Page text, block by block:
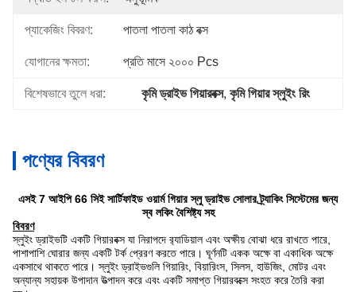
প্যাকেজিং বিবরণ: পাতলা পাতলা কাঠ বক্স
যোগানের ক্ষমতা: প্রতি মাসে ২০০০ Pcs
বিশেষভাবে তুলে ধরা: কৃমি ড্রাইভ গিয়ারবক্স, কৃমি গিয়ার স্লুইং রিং
পণ্যের বিবরণ
এসই 7 আইপি 66 সিই সার্টিফাইড ওয়ার্ম গিয়ার স্লু ড্রাইভ সোলার ট্র্যাকিং সিস্টেমের জন্য
স্ব লকিং বৈশিষ্ট্য সহ
বিবরণ
স্লুইং ড্রাইভটি একটি গিয়ারবক্স যা নিরাপদে র‌্যাডিয়াল এবং অক্ষীয় বোঝা ধরে রাখতে পারে,
পাশাপাশি ঘোরার জন্য একটি টর্ক প্রেরণ করতে পারে। ঘূর্ণনটি একক অক্ষে বা একাধিক অক্ষে
একসাথে থাকতে পারে। স্লুইং ড্রাইভগুলি গিয়ারিং, বিয়ারিংস, সিলস, হাউজিং, মোটর এবং
অন্যান্য সহায়ক উপাদান উত্পাদন করে এবং একটি সমাপ্ত গিয়ারবক্সে সংহত করে তৈরি করা